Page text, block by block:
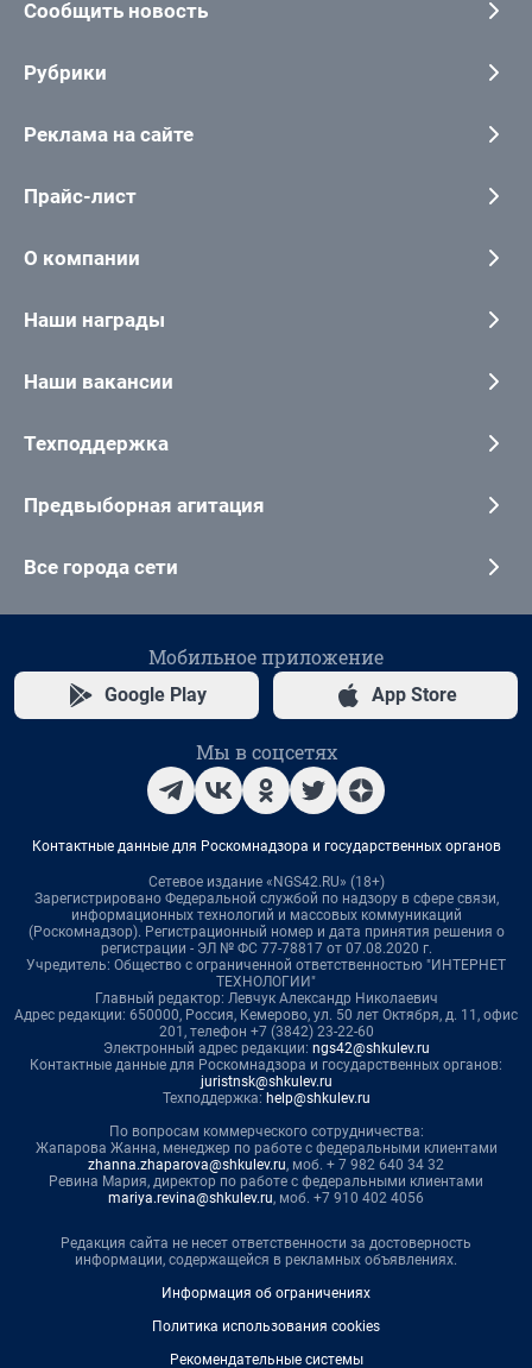
Сообщить новость
Рубрики
Реклама на сайте
Прайс-лист
О компании
Наши награды
Наши вакансии
Техподдержка
Предвыборная агитация
Все города сети
Мобильное приложение
Google Play App Store
Мы в соцсетях
Контактные данные для Роскомнадзора и государственных органов
Сетевое издание «NGS42.RU» (18+)
Зарегистрировано Федеральной службой по надзору в сфере связи,
информационных технологий и массовых коммуникаций
(Роскомнадзор). Регистрационный номер и дата принятия решения о
регистрации - ЭЛ № ФС 77-78817 от 07.08.2020 г.
Учредитель: Общество с ограниченной ответственностью "ИНТЕРНЕТ
ТЕХНОЛОГИИ"
Главный редактор: Левчук Александр Николаевич
Адрес редакции: 650000, Россия, Кемерово, ул. 50 лет Октября, д. 11, офис
201, телефон +7 (3842) 23-22-60
Электронный адрес редакции: ngs42@shkulev.ru
Контактные данные для Роскомнадзора и государственных органов:
juristnsk@shkulev.ru
Техподдержка: help@shkulev.ru
По вопросам коммерческого сотрудничества:
Жапарова Жанна, менеджер по работе с федеральными клиентами
zhanna.zhaparova@shkulev.ru, моб. + 7 982 640 34 32
Ревина Мария, директор по работе с федеральными клиентами
mariya.revina@shkulev.ru, моб. +7 910 402 4056
Редакция сайта не несет ответственности за достоверность
информации, содержащейся в рекламных объявлениях.
Информация об ограничениях
Политика использования cookies
Рекомендательные системы